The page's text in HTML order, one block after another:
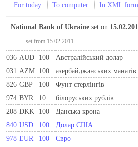
For today To computer In XML
National Bank of Ukraine set on
set from 15.02.2011
036 AUD 100 Австралійський долар
031 AZM 100 азербайджанських манатів
826 GBP 100 Фунт стерлінгів
974 BYR 10 білоруських рублів
208 DKK 100 Данська крона
840 USD 100 Долар США
978 EUR 100 Євро